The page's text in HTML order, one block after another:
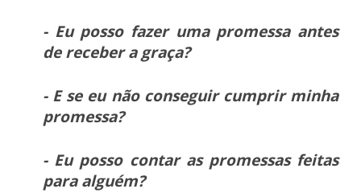
- Eu posso fazer uma promessa antes
de receber a graça?
- E se eu não conseguir cumprir minha
promessa?
- Eu posso contar as promessas feitas
para alguém?